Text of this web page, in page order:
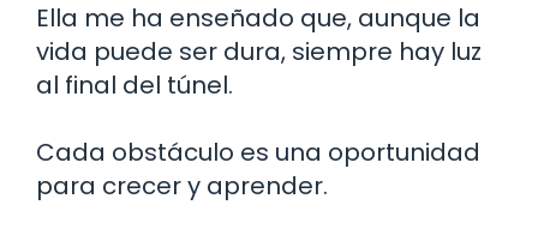
Ella me ha enseñado que, aunque la
vida puede ser dura, siempre hay luz
al final del túnel.
Cada obstáculo es una oportunidad
para crecer y aprender.